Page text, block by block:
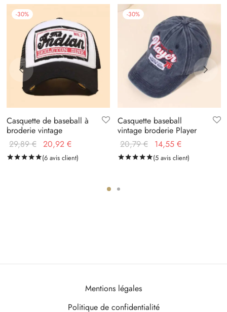
-30%
Casquette de baseball à
broderie vintage
29,89€ Le prix
initial
20,92 €
actuel
Notésur 5 basé sur notations client
(6avis client)
-30%
Casquette baseball
vintage broderie Player
20,79€
Le prix
initial
14,55 €
actuel
Notésur 5 basé sur
(5avis client)
Mentions légales
Politique de confidentialité